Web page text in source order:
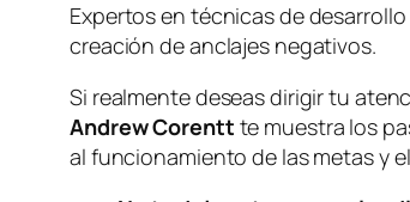
Expertos en técnicas de
creación de anclajes negativos.
Si realmente deseas dirigir tu
Andrew Corentt te muestra los
al funcionamiento de las metas y